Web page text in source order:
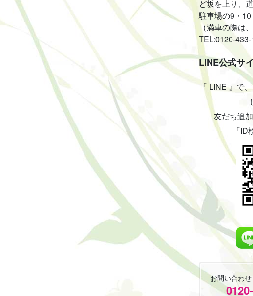
ど坂を上り、
駐車場の9・
（満車の際は
TEL:0120-433-
LINE公式サ
『 LINE 』で
友だち追
『
お問い合わ